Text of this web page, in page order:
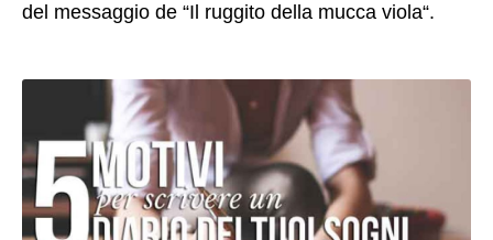
del messaggio de “Il ruggito della mucca viola“.
l’esatta ragione di questa metafora; di certo, però,
posso anticiparti alcuni contenuti di questo volume
opera di Seth Godin e del Gruppo dei 33. (altro…)